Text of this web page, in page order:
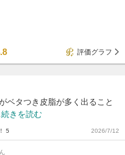
評価グラフ
ベタつき皮脂が多く出ること
続きを読む
5 2026/7/12